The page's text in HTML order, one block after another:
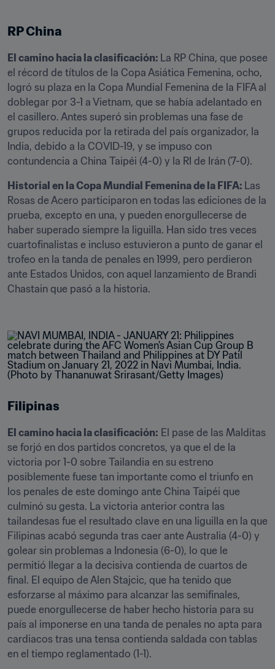
RP China
El camino hacia la clasificación: La RP China, que posee
el récord de títulos de la Copa Asiática Femenina, ocho,
logró su plaza en la Copa Mundial Femenina de la FIFA al
doblegar por 3-1 a Vietnam, que se había adelantado en
el casillero. Antes superó sin problemas una fase de
grupos reducida por la retirada del país organizador, la
India, debido a la COVID-19, y se impuso con
contundencia a China Taipéi (4-0) y la RI de Irán (7-0).
Historial en la Copa Mundial Femenina de la FIFA: Las
Rosas de Acero participaron en todas las ediciones de la
prueba, excepto en una, y pueden enorgullecerse de
haber superado siempre la liguilla. Han sido tres veces
cuartofinalistas e incluso estuvieron a punto de ganar el
trofeo en la tanda de penales en 1999, pero perdieron
ante Estados Unidos, con aquel lanzamiento de Brandi
Chastain que pasó a la historia.
Filipinas
El camino hacia la clasificación: El pase de las Malditas
se forjó en dos partidos concretos, ya que el de la
victoria por 1-0 sobre Tailandia en su estreno
posiblemente fuese tan importante como el triunfo en
los penales de este domingo ante China Taipéi que
culminó su gesta. La victoria anterior contra las
tailandesas fue el resultado clave en una liguilla en la que
Filipinas acabó segunda tras caer ante Australia (4-0) y
golear sin problemas a Indonesia (6-0), lo que le
permitió llegar a la decisiva contienda de cuartos de
final. El equipo de Alen Stajcic, que ha tenido que
esforzarse al máximo para alcanzar las semifinales,
puede enorgullecerse de haber hecho historia para su
país al imponerse en una tanda de penales no apta para
cardiacos tras una tensa contienda saldada con tablas
en el tiempo reglamentado (1-1).